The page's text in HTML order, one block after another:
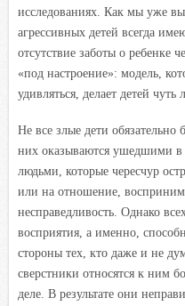
исследованиях. Как мы уже
агрессивных детей всегда
отсутствие заботы о ребенке
«под настроение»: модель,
удивляться, делает детей
Не все злые дети
них оказываются ушедшими в
людьми, которые чересчур
или на отношение,
несправедливость. Однако
восприятия, а именно,
стороны тех, кто даже и не
сверстники относятся к ним
деле. В результате они